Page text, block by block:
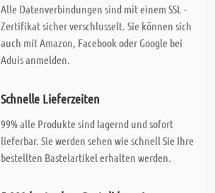
Alle Datenverbindungen sind mit einem SSL -
Zertifikat sicher verschlusselt. Sie können sich
auch mit Amazon, Facebook oder Google bei
Aduis anmelden.
Schnelle Lieferzeiten
99% alle Produkte sind lagernd und sofort
lieferbar. Sie werden sehen wie schnell Sie Ihre
bestellten Bastelartikel erhalten werden.